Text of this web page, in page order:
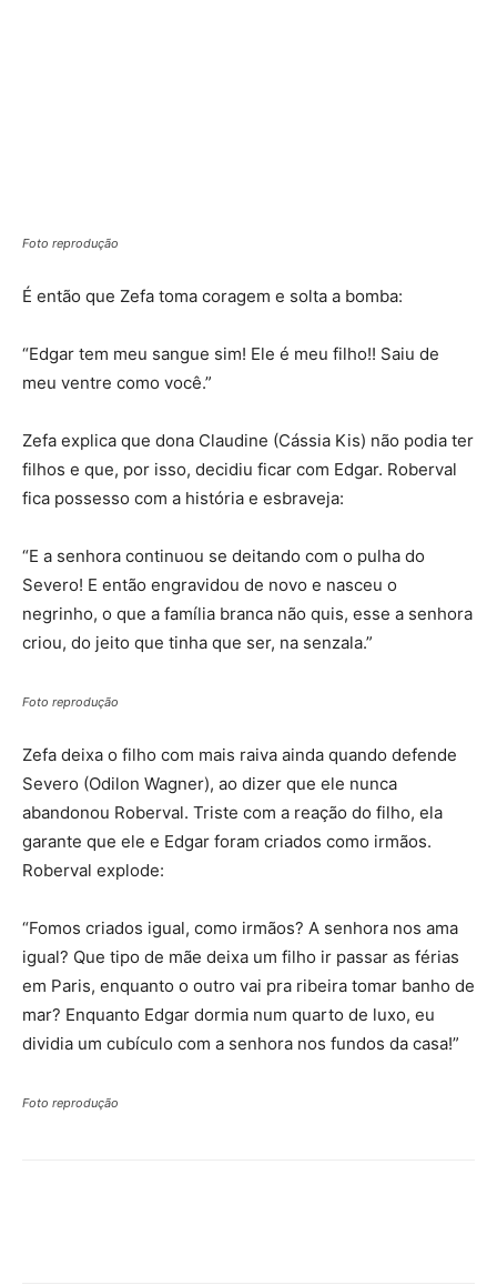
Foto reprodução
É então que Zefa toma coragem e solta a bomba:
“Edgar tem meu sangue sim! Ele é meu filho!! Saiu de
meu ventre como você.”
Zefa explica que dona Claudine (Cássia Kis) não podia ter
filhos e que, por isso, decidiu ficar com Edgar. Roberval
fica possesso com a história e esbraveja:
“E a senhora continuou se deitando com o pulha do
Severo! E então engravidou de novo e nasceu o
negrinho, o que a família branca não quis, esse a senhora
criou, do jeito que tinha que ser, na senzala.”
Foto reprodução
Zefa deixa o filho com mais raiva ainda quando defende
Severo (Odilon Wagner), ao dizer que ele nunca
abandonou Roberval. Triste com a reação do filho, ela
garante que ele e Edgar foram criados como irmãos.
Roberval explode:
“Fomos criados igual, como irmãos? A senhora nos ama
igual? Que tipo de mãe deixa um filho ir passar as férias
em Paris, enquanto o outro vai pra ribeira tomar banho de
mar? Enquanto Edgar dormia num quarto de luxo, eu
dividia um cubículo com a senhora nos fundos da casa!”
Foto reprodução